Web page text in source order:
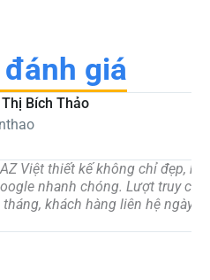
giá
kế không chỉ đẹp, hiện đại
chóng. Lượt truy cập tăng
hàng liên hệ ngày càng